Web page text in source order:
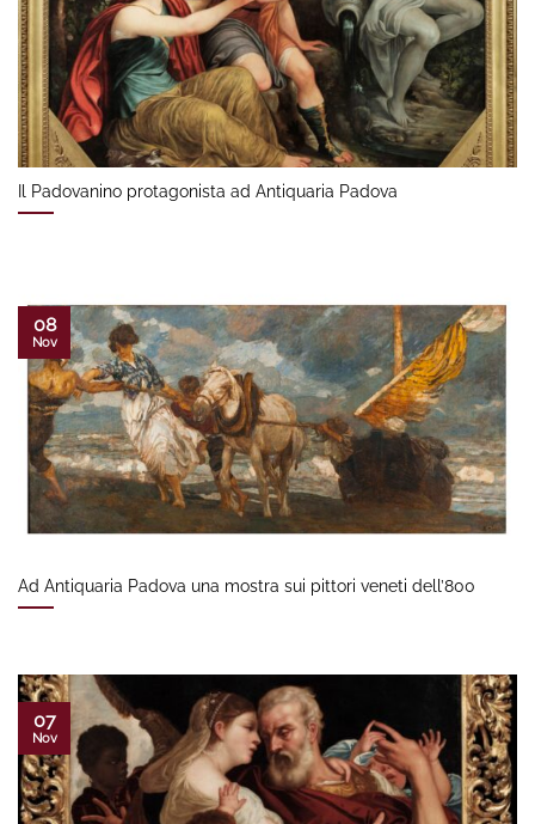
Il Padovanino protagonista ad Antiquaria Padova
Ad Antiquaria Padova una mostra sui pittori veneti dell’800
08
Nov
07
Nov